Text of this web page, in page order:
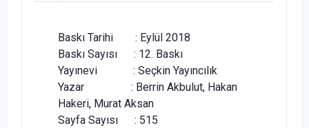
Baskı Tarihi : Eylül 2018
Baskı Sayısı : 12. Baskı
Yayınevi : Seçkin Yayıncılık
Yazar : Berrin Akbulut, Hakan
Hakeri, Murat Aksan
Sayfa Sayısı : 515